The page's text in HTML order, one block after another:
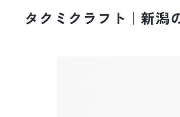
タクミクラフト｜新潟